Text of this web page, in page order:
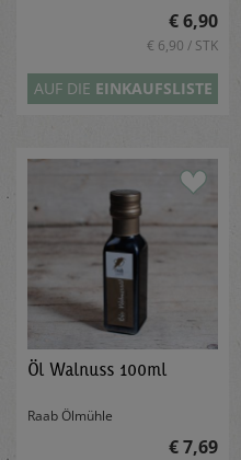
€ 6,90
€ 6,90 / STK
AUF DIE EINKAUFSLISTE
Öl Walnuss 100ml
Raab Ölmühle
€ 7,69